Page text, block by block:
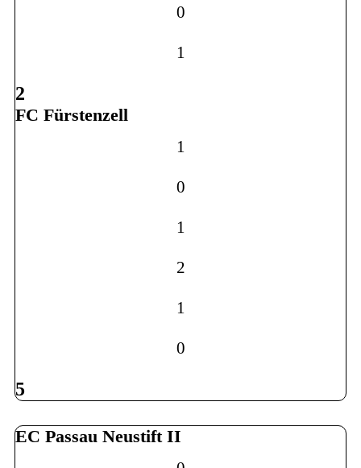
0
1
2
FC Fürstenzell
1
0
1
2
1
0
5
EC Passau Neustift II